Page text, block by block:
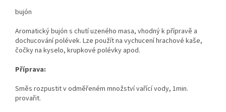
bujón
Aromatický bujón s chutí uzeného masa, vhodný k přípravě a
dochucování polévek. Lze použít na vychucení hrachové kaše,
čočky na kyselo, krupkové polévky apod.
Příprava:
Směs rozpustit v odměřeném množství vařící vody, 1min.
provařit.